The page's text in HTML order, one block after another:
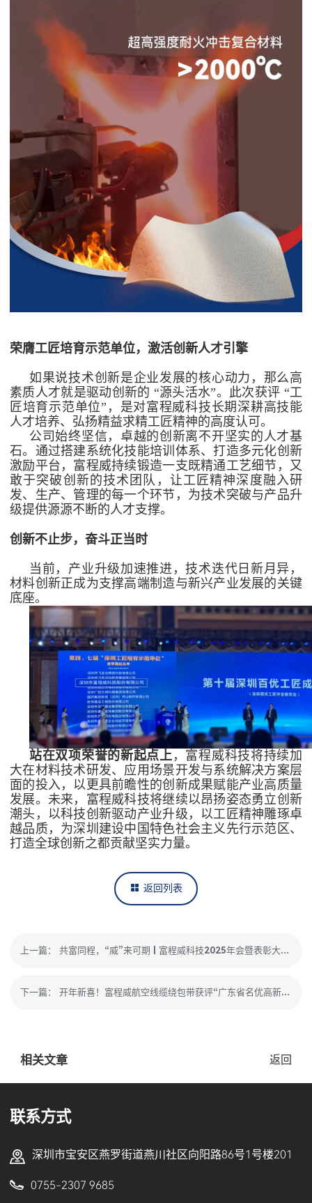
荣膺工匠培育示范单位，激活创新人才引擎
如果说技术创新是企业发展的核心动力，那么高
素质人才就是驱动创新的 “源头活水”。此次获评 “工
匠培育示范单位”，是对富程威科技长期深耕高技能
人才培养、弘扬精益求精工匠精神的高度认可。
公司始终坚信，卓越的创新离不开坚实的人才基
石。通过搭建系统化技能培训体系、打造多元化创新
激励平台，富程威持续锻造一支既精通工艺细节，又
敢于突破创新的技术团队，让工匠精神深度融入研
发、生产、管理的每一个环节，为技术突破与产品升
级提供源源不断的人才支撑。
创新不止步，奋斗正当时
当前，产业升级加速推进，技术迭代日新月异，
材料创新正成为支撑高端制造与新兴产业发展的关键
底座。
站在双项荣誉的新起点上 ，富程威科技将持续加
大在材料技术研发、应用场景开发与系统解决方案层
面的投入，以更具前瞻性的创新成果赋能产业高质量
发展。未来，富程威科技将继续以昂扬姿态勇立创新
潮头，以科技创新驱动产业升级，以工匠精神雕琢卓
越品质，为深圳建设中国特色社会主义先行示范区、
打造全球创新之都贡献坚实力量。
返回列表
上一篇： 共富同程，“威”来可期 | 富程威科技2025年会暨表彰大会圆满举行
下一篇： 开年新喜！富程威航空线缆绕包带获评“广东省名优高新技术产品”
相关文章 返回
联系方式
深圳市宝安区燕罗街道燕川社区向阳路86号1号楼201
0755-2307 9685